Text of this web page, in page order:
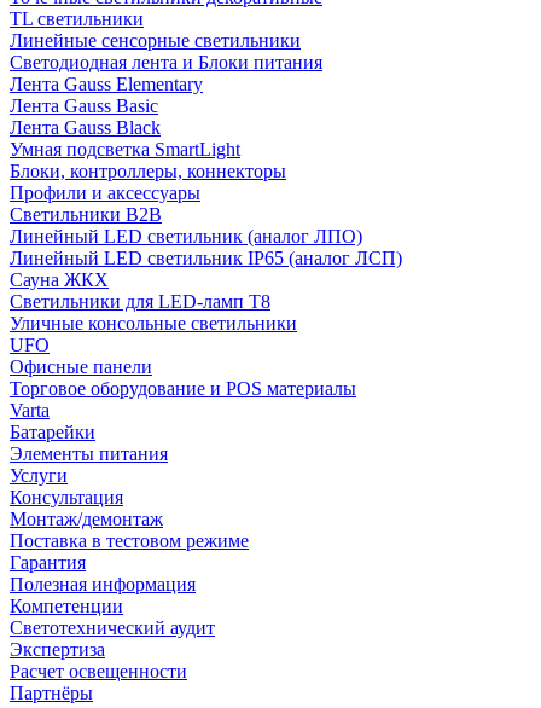
TL светильники
Линейные сенсорные светильники
Светодиодная лента и Блоки питания
Лента Gauss Elementary
Лента Gauss Basic
Лента Gauss Black
Умная подсветка SmartLight
Блоки, контроллеры, коннекторы
Профили и аксессуары
Светильники B2B
Линейный LED светильник (аналог ЛПО)
Линейный LED светильник IP65 (аналог ЛСП)
Сауна ЖКХ
Светильники для LED-ламп T8
Уличные консольные светильники
UFO
Офисные панели
Торговое оборудование и POS материалы
Varta
Батарейки
Элементы питания
Услуги
Консультация
Монтаж/демонтаж
Поставка в тестовом режиме
Гарантия
Полезная информация
Компетенции
Светотехнический аудит
Экспертиза
Расчет освещенности
Партнёры